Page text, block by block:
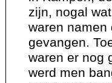
zijn, nogal
waren namen
gevangen.
waren er nog
werd men